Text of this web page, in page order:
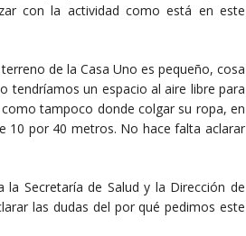
con la actividad como está en este
de la Casa Uno es pequeño, cosa
tendríamos un espacio al aire libre para
tampoco donde colgar su ropa, en
10 por 40 metros. No hace falta aclarar
Secretaría de Salud y la Dirección de
las dudas del por qué pedimos este